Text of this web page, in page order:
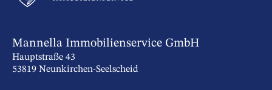
Mannella Immobilienservice GmbH
Hauptstraße 43
53819 Neunkirchen-Seelscheid